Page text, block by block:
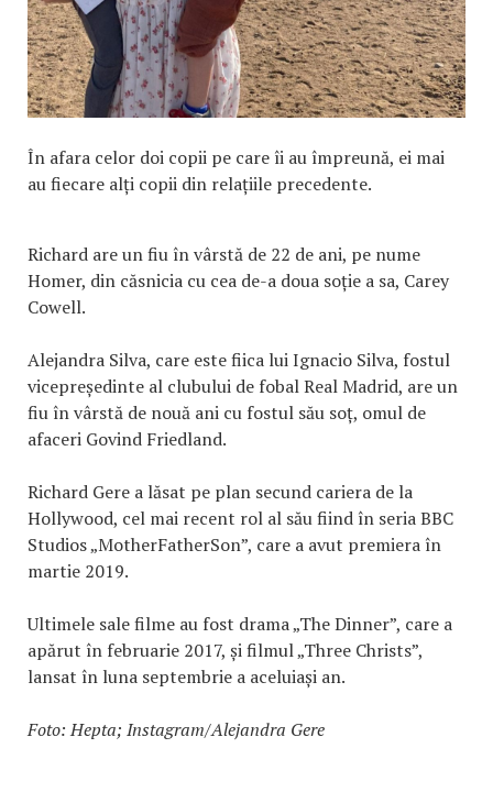
În afara celor doi copii pe care îi au împreună, ei mai
au fiecare alți copii din relațiile precedente.
Richard are un fiu în vârstă de 22 de ani, pe nume
Homer, din căsnicia cu cea de-a doua soție a sa, Carey
Cowell.
Alejandra Silva, care este fiica lui Ignacio Silva, fostul
vicepreședinte al clubului de fobal Real Madrid, are un
fiu în vârstă de nouă ani cu fostul său soț, omul de
afaceri Govind Friedland.
Richard Gere a lăsat pe plan secund cariera de la
Hollywood, cel mai recent rol al său fiind în seria BBC
Studios „MotherFatherSon”, care a avut premiera în
martie 2019.
Ultimele sale filme au fost drama „The Dinner”, care a
apărut în februarie 2017, și filmul „Three Christs”,
lansat în luna septembrie a aceluiași an.
Foto: Hepta; Instagram/Alejandra Gere